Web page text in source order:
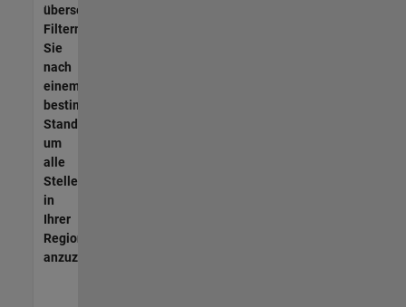
übersetzt.
Filtern
Sie
nach
einem
bestimmten
Standort,
um
alle
Stellenangebote
in
Ihrer
Region
anzuzeigen.